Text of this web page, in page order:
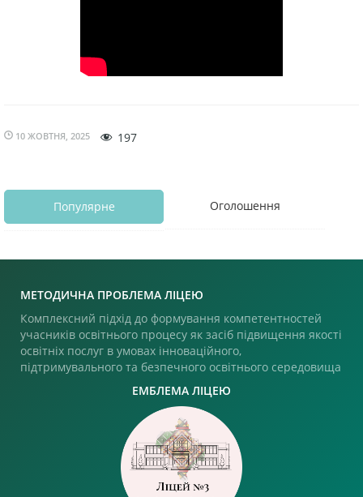
10 ЖОВТНЯ, 2025 197
Популярне Оголошення
МЕТОДИЧНА ПРОБЛЕМА ЛІЦЕЮ
Комплексний підхід до формування компетентностей
учасників освітнього процесу як засіб підвищення якості
освітніх послуг в умовах інноваційного,
підтримувального та безпечного освітнього середовища
ЕМБЛЕМА ЛІЦЕЮ